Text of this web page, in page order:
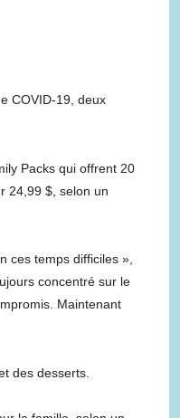
COVID-19, deux
Packs qui offrent 20
24,99 $, selon un
ces temps difficiles »,
concentré sur le
Maintenant
des desserts.